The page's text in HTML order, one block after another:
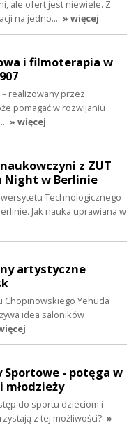
ale ofert jest niewiele. Z
na jedno… » więcej
i filmoterapia w
– realizowany przez
pomagać w rozwijaniu
» więcej
z ZUT
Night w Berlinie
Technologicznego
Jak nauka uprawiana w
artystyczne
Chopinowskiego Yehuda
idea saloników
Sportowe - potęga w
młodzieży
do sportu dzieciom i
z tej możliwości? »